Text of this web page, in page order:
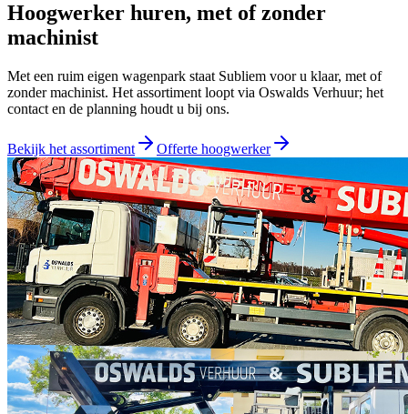
Hoogwerker huren, met of zonder
machinist
Met een ruim eigen wagenpark staat Subliem voor u klaar, met of
zonder machinist. Het assortiment loopt via Oswalds Verhuur; het
contact en de planning houdt u bij ons.
Bekijk het assortiment Offerte hoogwerker